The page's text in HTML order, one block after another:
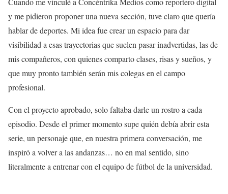
y me pidieron proponer una nueva sección, tuve claro que quería
hablar de deportes. Mi idea fue crear un espacio para dar
visibilidad a esas trayectorias que suelen pasar inadvertidas, las de
mis compañeros, con quienes comparto clases, risas y sueños, y
que muy pronto también serán mis colegas en el campo
profesional.
Con el proyecto aprobado, solo faltaba darle un rostro a cada
episodio. Desde el primer momento supe quién debía abrir esta
serie, un personaje que, en nuestra primera conversación, me
inspiró a volver a las andanzas… no en mal sentido, sino
literalmente a entrenar con el equipo de fútbol de la universidad.